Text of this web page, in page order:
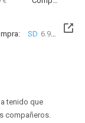
SD 6.99 € HD
tenido que
compañeros.